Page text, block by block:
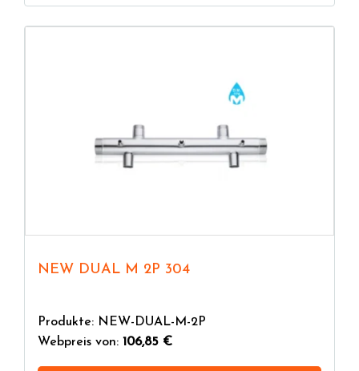
NEW DUAL M 2P 304
Produkte: NEW-DUAL-M-2P
Webpreis von: 106,85 €